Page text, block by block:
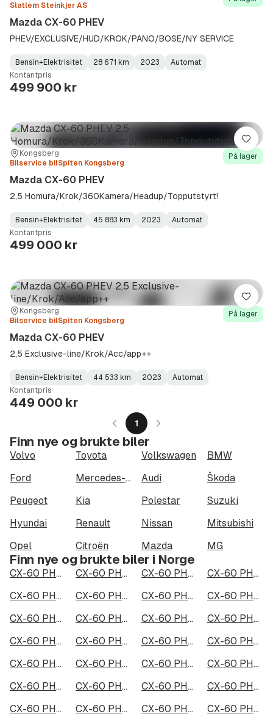
Slatlem Steinkjer AS
Mazda CX-60 PHEV
PHEV/EXCLUSIVE/HUD/KROK/PANO/BOSE/NY SERVICE
Fuel
Type:
Bensin+Elektrisitet
Kilometerstand: 28 671 km
Model
Year:
2023
Gearbox
Type:
Automat
Kontantpris
499 900 kr
Sted:Kongsberg
Forhandler:
Bilservice bilSpiten Kongsberg
På lager
Mazda CX-60 PHEV
2,5 Homura/Krok/360Kamera/Headup/Topputstyrt!
Fuel
Type:
Bensin+Elektrisitet
Kilometerstand: 45 883 km
Model
Year:
2023
Gearbox
Type:
Automat
Kontantpris
499 000 kr
Lagre
Sted:Kongsberg
Forhandler:
Bilservice bilSpiten Kongsberg
På lager
Mazda CX-60 PHEV
2,5 Exclusive-line/Krok/Acc/app++
Fuel
Type:
Bensin+Elektrisitet
Kilometerstand: 44 533 km
Model
Year:
2023
Gearbox
Type:
Automat
Kontantpris
449 000 kr
Lagre
1
Finn nye og brukte biler
Volvo Toyota Volkswagen
BMW
Ford
Mercedes-Benz Audi
Škoda
Peugeot
Kia Polestar
Suzuki
Hyundai
Renault Nissan
Mitsubishi
Opel
Citroën Mazda MG
Finn nye og brukte biler i Norge
CX-60 PHEV i Oslo CX-60 PHEV i Bergen CX-60 PHEV i Trondheim
CX-60 PHEV i Stavanger
CX-60 PHEV i Kristiansand
CX-60 PHEV i Fredrikstad CX-60 PHEV i Drammen
CX-60 PHEV i Skien
CX-60 PHEV i Tromsø
CX-60 PHEV i Ålesund CX-60 PHEV i Moss
CX-60 PHEV i Porsgrunn
CX-60 PHEV i Bodø
CX-60 PHEV i Arendal CX-60 PHEV i Hamar
CX-60 PHEV i Larvik
CX-60 PHEV i Halden
CX-60 PHEV i Lillehammer CX-60 PHEV i Molde
CX-60 PHEV i Kongsberg
CX-60 PHEV i Harstad
CX-60 PHEV i Gjøvik CX-60 PHEV i Sarpsborg
CX-60 PHEV i Sandefjord
CX-60 PHEV i Kristiansund
CX-60 PHEV i Tromsdalen CX-60 PHEV i Narvik
CX-60 PHEV i Steinkjer